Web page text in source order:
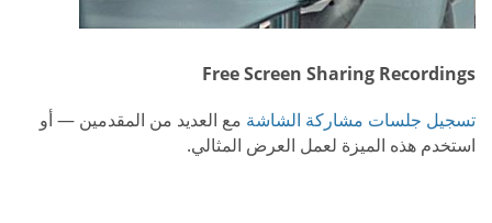
Free Screen Sharing Recordings
تسجيل جلسات مشاركة الشاشة مع العديد من المقدمين — أو
استخدم هذه الميزة لعمل العرض المثالي.